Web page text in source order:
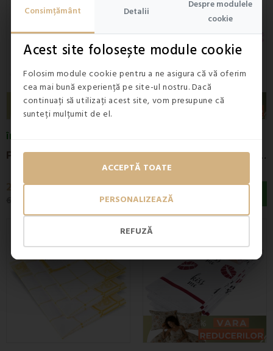
Consimțământ Detalii
Despre modulele
cookie
Acest site folosește module cookie
Folosim module cookie pentru a ne asigura că vă oferim
cea mai bună experiență pe site-ul nostru. Dacă
continuați să utilizați acest site, vom presupune că
sunteți mulțumit de el.
REFUZĂ
PERSONALIZEAZĂ
ACCEPTĂ TOATE
Reducere -59%
ÎN STOC
P
rosoape de bucătărie Neftis set 3 buc EMI
25,90 lei
Reducere -59%
P
rosoape de bucătărie Cali set 3 buc EMI
25,90 lei
63,90 lei